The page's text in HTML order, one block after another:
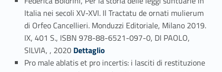
Italia nei secoli XV-XVI. Il Tractatu de ornati mulierum
di Orfeo Cancellieri. Monduzzi Editoriale, Milano 2019.
IX, 401 S., ISBN 978-88-6521-097-0, DI PAOLO,
SILVIA, , 2020 Link identifier #identifier_person_30285-5Dettaglio
Pro male ablatis et pro incertis: i lasciti di restituzione